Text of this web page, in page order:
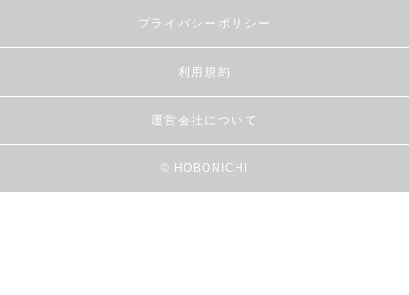
プライバシーポリシー
利用規約
運営会社について
© HOBONICHI